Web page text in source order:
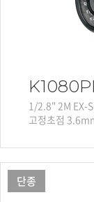
1/2.8" 2M EX-
고정초점
단종